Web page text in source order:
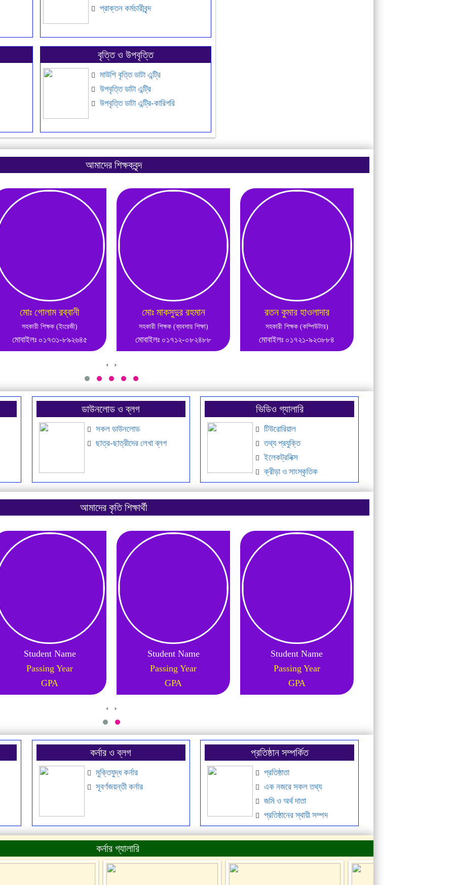
প্রাক্তন কর্মচারীবৃন্দ
বৃত্তি ও উপবৃত্তি
মাউশি বৃত্তি ডাটা এন্ট্রি
উপবৃত্তি ডাটা এন্ট্রি
উপবৃত্তি ডাটা এন্ট্রি-কারিগরি
আমাদের শিক্ষকবৃন্দ
মোঃ গোলাম রব্বানী
সহকারী শিক্ষক (ইংরেজী)
মোবাইলঃ ০১৭৩১-৮৯২৬৪৫
মোঃ মাকসুদুর রহমান
সহকারী শিক্ষক (ব্যবসায় শিক্ষা)
মোবাইলঃ ০১৭১২-০৮২৪৮৮
রতন কুমার হাওলাদার
সহকারী শিক্ষক (কম্পিউটার)
মোবাইলঃ ০১৭২১-৯২৩৮৮৪
‹ ›
ডাউনলোড ও ব্লগ
সকল ডাউনলোড
ছাত্র-ছাত্রীদের লেখা ব্লগ
ভিডিও গ্যালারি
টিউরোরিয়াল
তথ্য প্রযুক্তি
ইলেকট্রনিক্স
ক্রীড়া ও সাংস্কৃতিক
আমাদের কৃতি শিক্ষার্থী
Student Name
Passing Year
GPA
Student Name
Passing Year
GPA
Student Name
Passing Year
GPA
‹ ›
কর্নার ও ব্লগ
মুক্তিযুদ্ধ কর্নার
সূবর্ণজয়ন্তী কর্নার
প্রতিষ্ঠান সম্পর্কিত
প্রতিষ্ঠাতা
এক নজরে সকল তথ্য
জমি ও অর্থ দাতা
প্রতিষ্ঠানের স্থায়ী সম্পদ
কর্নার গ্যালারি